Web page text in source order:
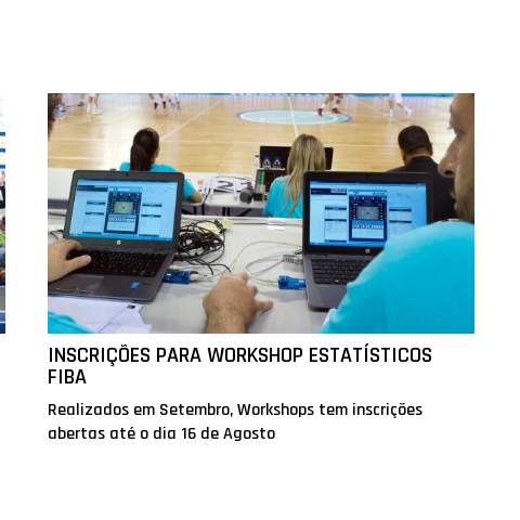
INSCRIÇÕES PARA WORKSHOP ESTATÍSTICOS
FIBA
Realizados em Setembro, Workshops tem inscrições
abertas até o dia 16 de Agosto